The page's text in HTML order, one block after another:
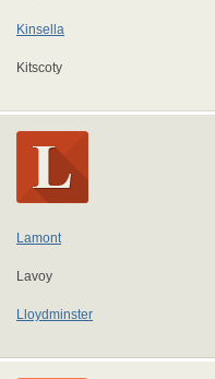
Kinsella
Kitscoty
Lamont
Lavoy
Lloydminster